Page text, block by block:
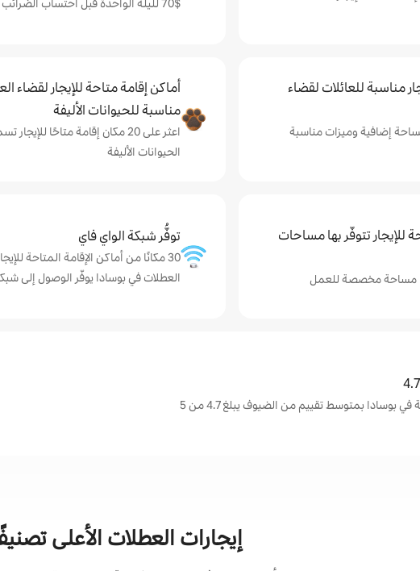
$‏70 لليلة الواحدة قبل احتساب الضرائب والرسوم
مناسبة للعائلات لقضاء
مساحة إضافية وميزات مناسبة
أماكن إقامة متاحة للإيجار لقضاء
مناسبة للحيوانات الأليفة
اعثر على 20 مكان إقامة متاحًا
الحيوانات الأليفة
للإيجار تتوفّر بها مساحات
توفُّر شبكة الواي فاي
30 مكانًا من أماكن الإقامة المتاحة
العطلات في بوسادا يوفّر الوصول إلى
بوسادا بمتوسط تقييم من الضيوف يبلغ 4.7 من 5
إيجارات العطلات الأعلى